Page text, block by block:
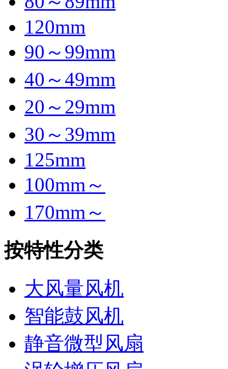
120mm
90～99mm
40～49mm
20～29mm
30～39mm
125mm
100mm～
170mm～
按特性分类
大风量风机
智能鼓风机
静音微型风扇